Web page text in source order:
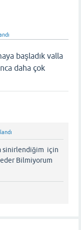
başladık valla
daha çok
sinirlendiğim için
Bilmiyorum